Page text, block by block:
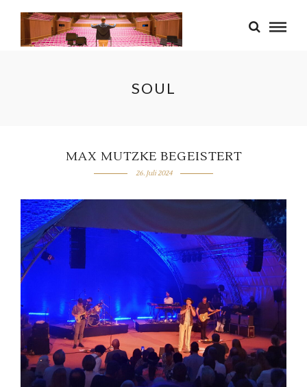
SOUL
MAX MUTZKE BEGEISTERT
26. Juli 2024